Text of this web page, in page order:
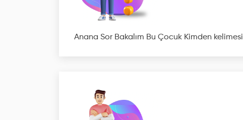
Anana Sor Bakalım Bu Çocuk Kimden kelimesi